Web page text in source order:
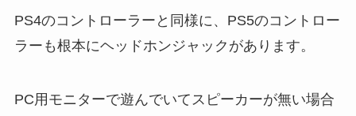
PS4のコントローラーと同様に、PS5のコントロー
ラーも根本にヘッドホンジャックがあります。
PC用モニターで遊んでいてスピーカーが無い場合